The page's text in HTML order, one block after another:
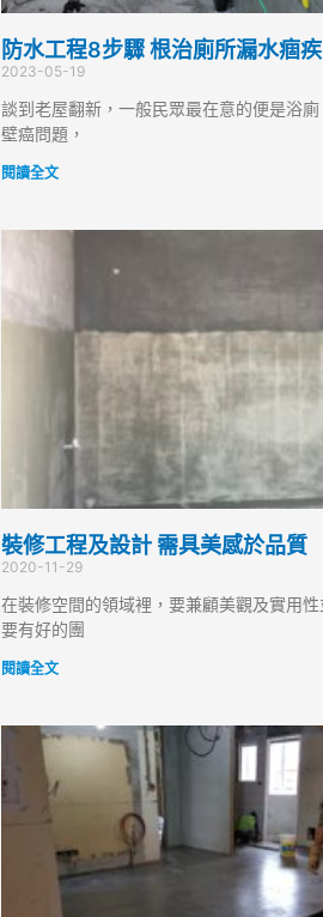
防水工程8步驟 根治廁所漏水痼疾
2023-05-19
談到老屋翻新，一般民眾最在意的便是浴
壁癌問題，
閱讀全文
裝修工程及設計 需具美感於品質
2020-11-29
在裝修空間的領域裡，要兼顧美觀及實用
要有好的團
閱讀全文